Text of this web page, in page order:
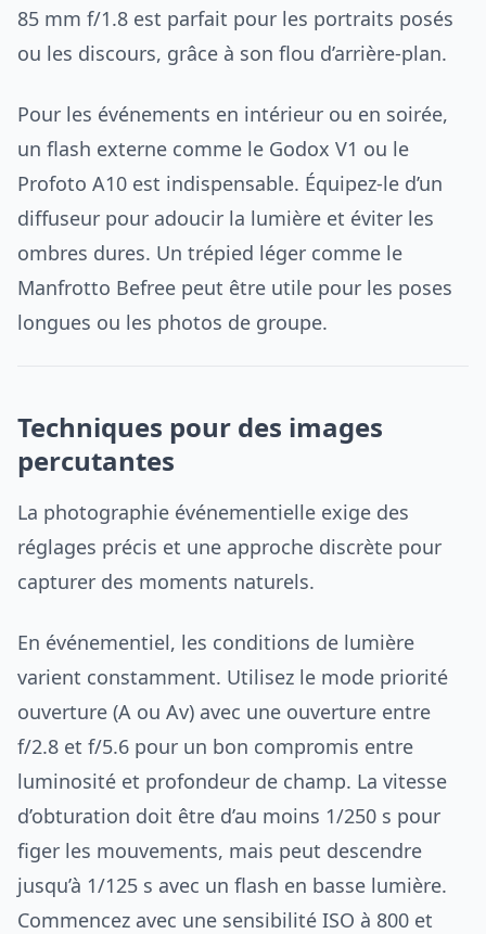
85 mm f/1.8 est parfait pour les portraits posés
ou les discours, grâce à son flou d’arrière-plan.
Pour les événements en intérieur ou en soirée,
un flash externe comme le Godox V1 ou le
Profoto A10 est indispensable. Équipez-le d’un
diffuseur pour adoucir la lumière et éviter les
ombres dures. Un trépied léger comme le
Manfrotto Befree peut être utile pour les poses
longues ou les photos de groupe.
Techniques pour des images
percutantes
La photographie événementielle exige des
réglages précis et une approche discrète pour
capturer des moments naturels.
En événementiel, les conditions de lumière
varient constamment. Utilisez le mode priorité
ouverture (A ou Av) avec une ouverture entre
f/2.8 et f/5.6 pour un bon compromis entre
luminosité et profondeur de champ. La vitesse
d’obturation doit être d’au moins 1/250 s pour
figer les mouvements, mais peut descendre
jusqu’à 1/125 s avec un flash en basse lumière.
Commencez avec une sensibilité ISO à 800 et